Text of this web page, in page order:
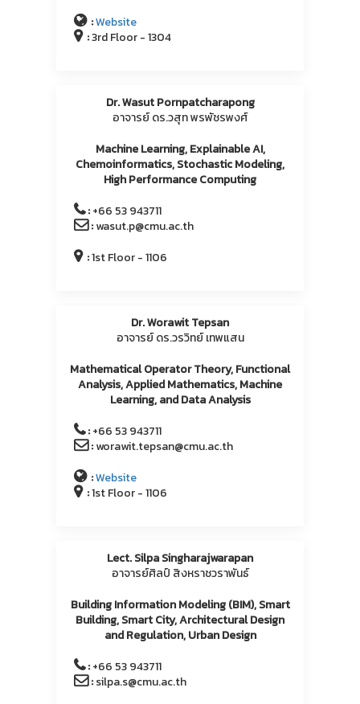
:Website
:3rd Floor - 1304
Dr. Wasut Pornpatcharapong
อาจารย์ ดร.วสุท พรพัชรพงศ์
Machine Learning, Explainable AI,
Chemoinformatics, Stochastic Modeling,
High Performance Computing
:+66 53 943711
:wasut.p@cmu.ac.th
:1st Floor - 1106
Dr. Worawit Tepsan
อาจารย์ ดร.วรวิทย์ เทพแสน
Mathematical Operator Theory, Functional
Analysis, Applied Mathematics, Machine
Learning, and Data Analysis
:+66 53 943711
:worawit.tepsan@cmu.ac.th
:Website
:1st Floor - 1106
Lect. Silpa Singharajwarapan
อาจารย์ศิลป์ สิงหราชวราพันธ์
Building Information Modeling (BIM), Smart
Building, Smart City, Architectural Design
and Regulation, Urban Design
:+66 53 943711
:silpa.s@cmu.ac.th